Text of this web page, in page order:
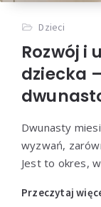
Dzieci
Rozwój i
dziecka
Dwunasty
wyzwań,
Jest to okres,
Przeczytaj